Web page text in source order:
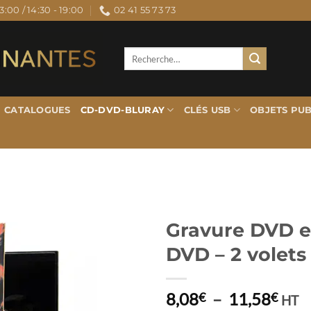
/ 14:30 - 19:00 02 41 55 73 73
CATALOGUES CD-DVD-BLURAY CLÉS USB OBJETS
Gravure DVD
DVD – 2
8,08€ – 11,58€Plage
HT